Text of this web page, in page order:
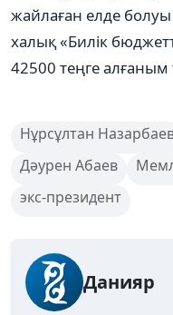
жайлаған елде
халық «Билік
42500 теңге
Нұрсұлтан
Дәурен Абаев
экс-президент
Данияр